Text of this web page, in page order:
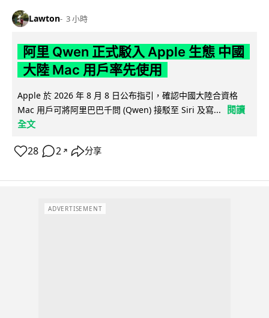
Lawton 3 小時
阿里 Qwen 正式駁入 Apple 生態 中國
大陸 Mac 用戶率先使用
Apple 於 2026 年 8 月 8 日公布指引，確認中國大陸合資格
Mac 用戶可將阿里巴巴千問 (Qwen) 接駁至 Siri 及寫...
閱讀
全文
28 2 ↗ 分享
ADVERTISEMENT